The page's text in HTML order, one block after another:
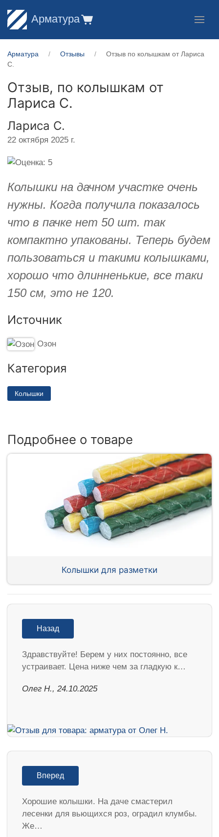
Арматура
Арматура Отзывы
Отзыв по колышкам от Лариса
С.
Отзыв, по колышкам от
Лариса С.
Лариса С.
22 октября 2025 г.
Колышки на дачном участке очень
нужны. Когда получила показалось
что в пачке нет 50 шт. так
компактно упакованы. Теперь будем
пользоваться и такими колышками,
хорошо что длинненькие, все таки
150 см, это не 120.
Источник
Озон
Категория
Колышки
Подробнее о товаре
Колышки для разметки
Назад
Здравствуйте! Берем у них постоянно, все
устраивает. Цена ниже чем за гладкую к…
Олег Н., 24.10.2025
Вперед
Хорошие колышки. На даче смастерил
лесенки для вьющихся роз, оградил клумбы.
Же…